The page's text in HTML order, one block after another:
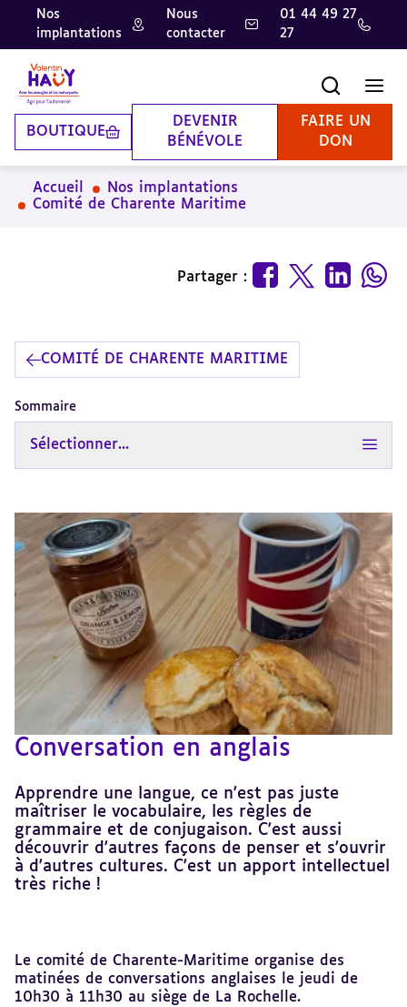
Aller
contenu
principal
Aller
pied
de
page
Aller
la
recherche
Nos
implantations
Nous
contacter
01 44 49 27
27
BOUTIQUE
DEVENIR
BÉNÉVOLE
FAIRE UN
DON
Accueil
Nos implantations
Comité de Charente Maritime
Partager :
COMITÉ DE CHARENTE MARITIME
Sommaire
Sélectionner...
Conversation en anglais
Apprendre une langue, ce n'est pas juste
maîtriser le vocabulaire, les règles de
grammaire et de conjugaison. C'est aussi
découvrir d'autres façons de penser et s'ouvrir
à d'autres cultures. C'est un apport intellectuel
très riche !
Le comité de Charente-Maritime organise des
matinées de conversations anglaises le jeudi de
10h30 à 11h30 au siège de La Rochelle.
au
sommaire